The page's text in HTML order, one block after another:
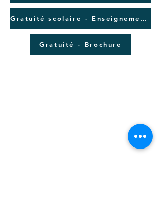
Gratuité scolaire - Enseignement primaire - P3 -> P6 - 2023 - 2024
Gratuité - Brochure